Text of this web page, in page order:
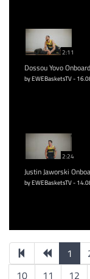
2:11
Dossou Yovo
by EWEBasketsTV -
2:24
Justin Jaworski
by EWEBasketsTV -
1
10
11 12